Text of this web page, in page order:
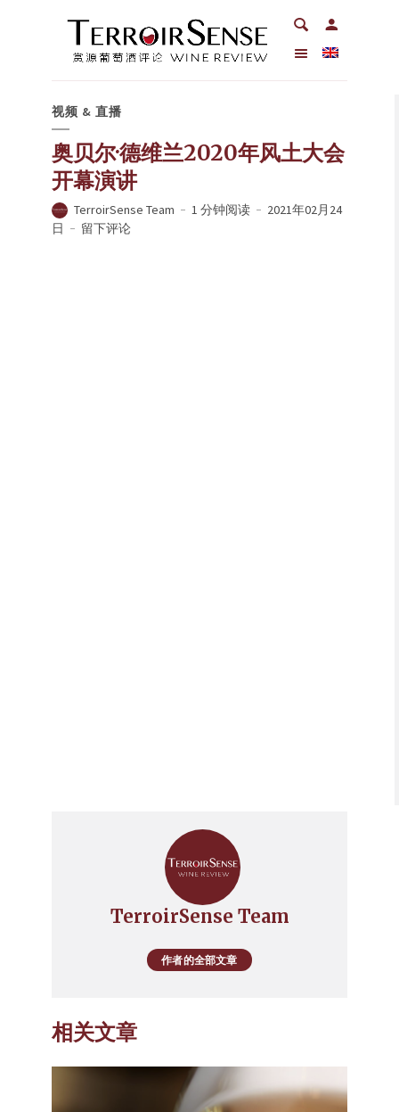
视频 & 直播
奥贝尔·德维兰2020年风土大会
开幕演讲
TerroirSense Team 1 分钟阅读
2021年02月24
日
留下评论
TerroirSense Team
作者的全部文章
相关文章